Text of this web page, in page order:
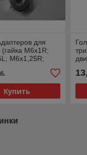
для
(гайка М6х1R;
М6х1,25R;
Купить